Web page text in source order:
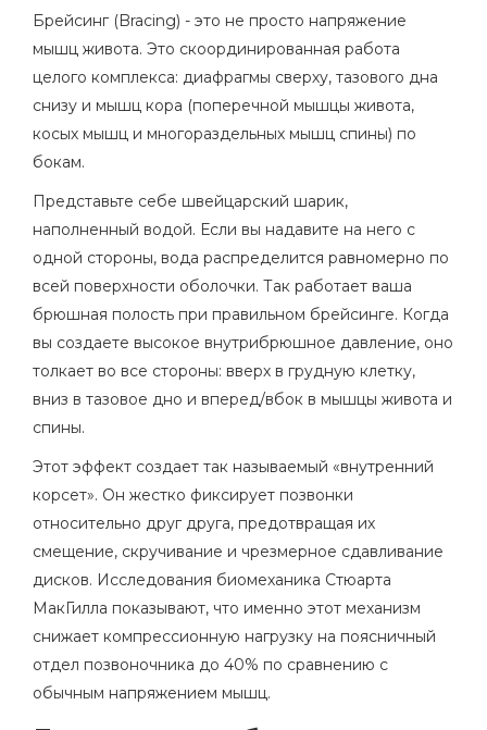
Брейсинг(Bracing) - это не просто напряжение
мышц живота. Это скоординированная работа
целого комплекса: диафрагмы сверху, тазового дна
снизу и мышц кора (поперечной мышцы живота,
косых мышц и многораздельных мышц спины) по
бокам.
Представьте себе швейцарский шарик,
наполненный водой. Если вы надавите на него с
одной стороны, вода распределится равномерно по
всей поверхности оболочки. Так работает ваша
брюшная полость при правильном брейсинге. Когда
вы создаете высокое внутрибрюшное давление, оно
толкает во все стороны: вверх в грудную клетку,
вниз в тазовое дно и вперед/вбок в мышцы живота и
спины.
Этот эффект создает так называемый «внутренний
корсет». Он жестко фиксирует позвонки
относительно друг друга, предотвращая их
смещение, скручивание и чрезмерное сдавливание
дисков. Исследования биомеханика Стюарта
МакГилла показывают, что именно этот механизм
снижает компрессионную нагрузку на поясничный
отдел позвоночника до 40% по сравнению с
обычным напряжением мышц.